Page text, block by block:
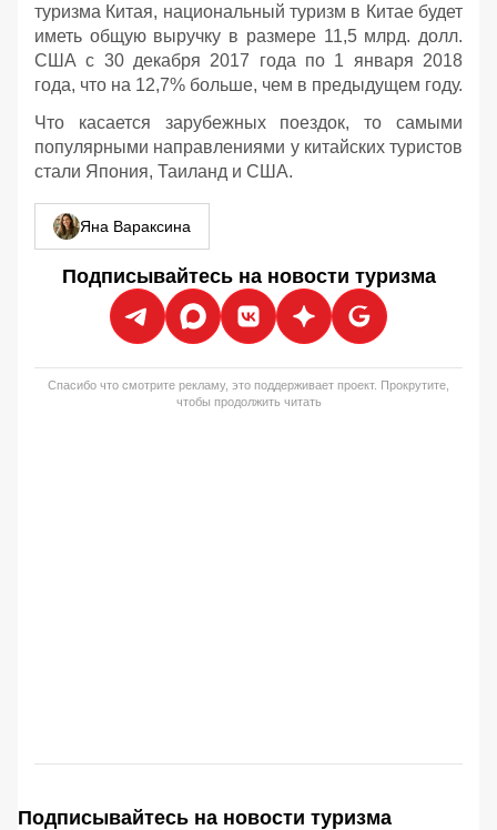
туризма Китая, национальный туризм в Китае будет
иметь общую выручку в размере 11,5 млрд. долл.
США с 30 декабря 2017 года по 1 января 2018
года, что на 12,7% больше, чем в предыдущем году.
Что касается зарубежных поездок, то самыми
популярными направлениями у китайских туристов
стали Япония, Таиланд и США.
Яна Вараксина
Подписывайтесь на новости туризма
Спасибо что смотрите рекламу, это поддерживает проект. Прокрутите,
чтобы продолжить читать
Подписывайтесь на новости туризма